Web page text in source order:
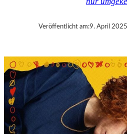
Veröffentlicht am:9. April 2025